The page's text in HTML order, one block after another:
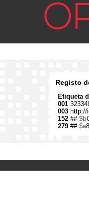
Registo
Etiqueta
001
003 http://
152 ## $b
279 ## $a